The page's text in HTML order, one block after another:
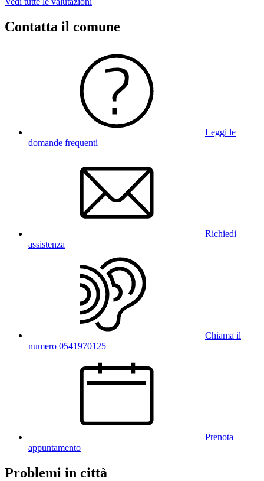
Contatta il comune
Leggi le
domande frequenti
Richiedi
assistenza
Chiama il
numero 0541970125
Prenota
appuntamento
Problemi in città